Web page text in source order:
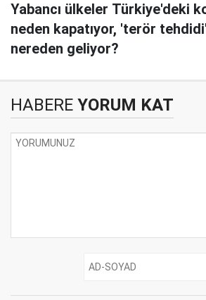
Yabancı ülkeler Türkiye'deki
neden kapatıyor, 'terör
nereden geliyor?
HABERE YORUM KAT